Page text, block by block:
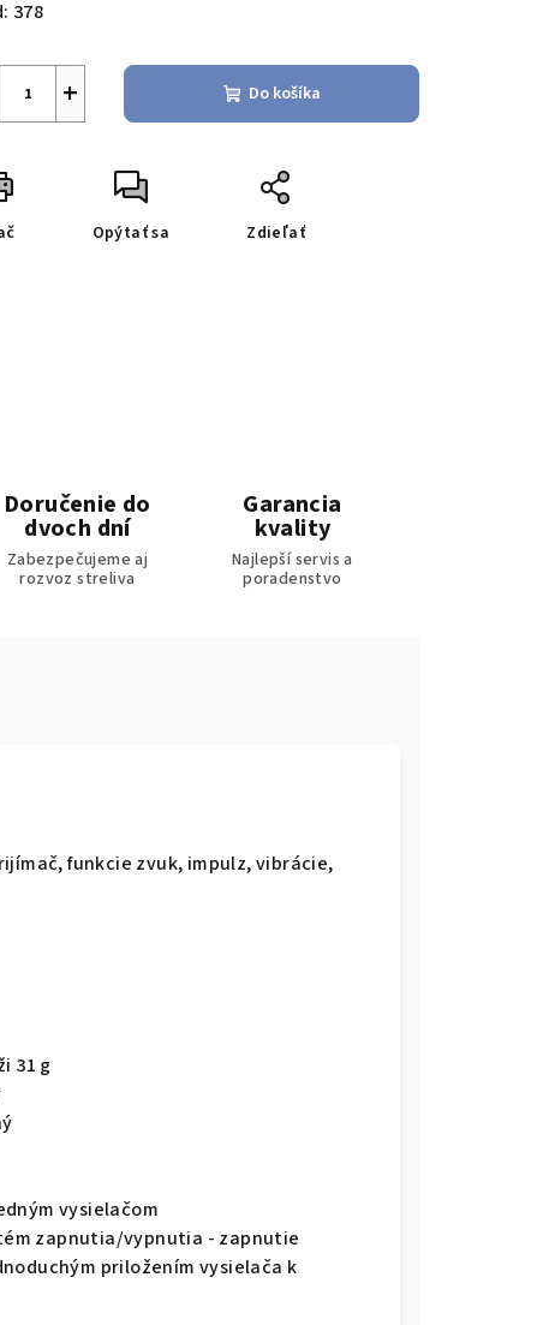
378
+ Do košíka
Opýtať sa Zdieľať
Doručenie do
dvoch dní
Zabezpečujeme aj
rozvoz streliva
Garancia
kvality
Najlepší servis a
poradenstvo
funkcie zvuk, impulz, vibrácie,
31 g
vysielačom
zapnutia/vypnutia - zapnutie
priložením vysielača k